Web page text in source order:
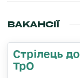
ВАКАНСІЇ
Стрілець
ТрО